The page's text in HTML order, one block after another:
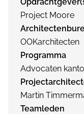
Project Moore
OOKarchitecten
Programma
Advocaten
Martin
Teamleden